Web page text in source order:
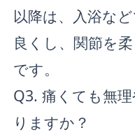
以降は、入浴な
良くし、関節を
です。
Q3. 痛くても無
りますか？